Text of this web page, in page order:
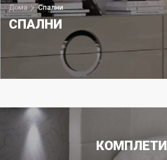
Дома Спални
СПАЛНИ
КОМПЛЕТИ